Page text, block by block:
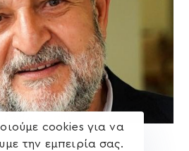
cookies για να
την εμπειρία σας.